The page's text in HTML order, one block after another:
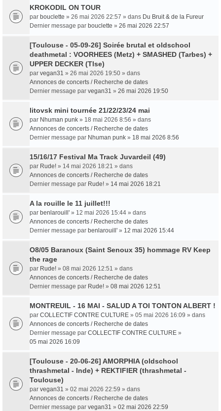
KROKODIL ON TOUR
par bouclette » 26 mai 2026 22:57 » dans Du Bruit & de la Fureur
Dernier message par bouclette » 26 mai 2026 22:57
[Toulouse - 05-09-26] Soirée brutal et oldschool
deathmetal : VOORHEES (Metz) + SMASHED (Tarbes) +
UPPER DECKER (Tlse)
par vegan31 » 26 mai 2026 19:50 » dans
Annonces de concerts / Recherche de dates
Dernier message par vegan31 » 26 mai 2026 19:50
litovsk mini tournée 21/22/23/24 mai
par Nhuman punk » 18 mai 2026 8:56 » dans
Annonces de concerts / Recherche de dates
Dernier message par Nhuman punk » 18 mai 2026 8:56
15/16/17 Festival Ma Track Juvardeil (49)
par Rude! » 14 mai 2026 18:21 » dans
Annonces de concerts / Recherche de dates
Dernier message par Rude! » 14 mai 2026 18:21
A la rouille le 11 juillet!!!
par benlarouill' » 12 mai 2026 15:44 » dans
Annonces de concerts / Recherche de dates
Dernier message par benlarouill' » 12 mai 2026 15:44
O8/05 Baranoux (Saint Senoux 35) hommage RV Keep
the rage
par Rude! » 08 mai 2026 12:51 » dans
Annonces de concerts / Recherche de dates
Dernier message par Rude! » 08 mai 2026 12:51
MONTREUIL - 16 MAI - SALUD A TOI TONTON ALBERT !
par COLLECTIF CONTRE CULTURE » 05 mai 2026 16:09 » dans
Annonces de concerts / Recherche de dates
Dernier message par COLLECTIF CONTRE CULTURE »
05 mai 2026 16:09
[Toulouse - 20-06-26] AMORPHIA (oldschool
thrashmetal - Inde) + REKTIFIER (thrashmetal -
Toulouse)
par vegan31 » 02 mai 2026 22:59 » dans
Annonces de concerts / Recherche de dates
Dernier message par vegan31 » 02 mai 2026 22:59